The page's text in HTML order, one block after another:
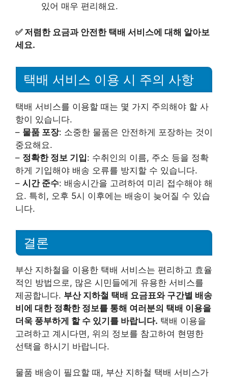
있어 매우 편리해요.
✅ 저렴한 요금과 안전한 택배 서비스에 대해 알아보
세요.
택배 서비스 이용 시 주의 사항
택배 서비스를 이용할 때는 몇 가지 주의해야 할 사
항이 있습니다.
– 물품 포장: 소중한 물품은 안전하게 포장하는 것이
중요해요.
– 정확한 정보 기입: 수취인의 이름, 주소 등을 정확
하게 기입해야 배송 오류를 방지할 수 있습니다.
– 시간 준수: 배송시간을 고려하여 미리 접수해야 해
요. 특히, 오후 5시 이후에는 배송이 늦어질 수 있습
니다.
결론
부산 지하철을 이용한 택배 서비스는 편리하고 효율
적인 방법으로, 많은 시민들에게 유용한 서비스를
제공합니다. 부산 지하철 택배 요금표와 구간별 배송
비에 대한 정확한 정보를 통해 여러분의 택배 이용을
더욱 풍부하게 할 수 있기를 바랍니다. 택배 이용을
고려하고 계시다면, 위의 정보를 참고하여 현명한
선택을 하시기 바랍니다.
물품 배송이 필요할 때, 부산 지하철 택배 서비스가